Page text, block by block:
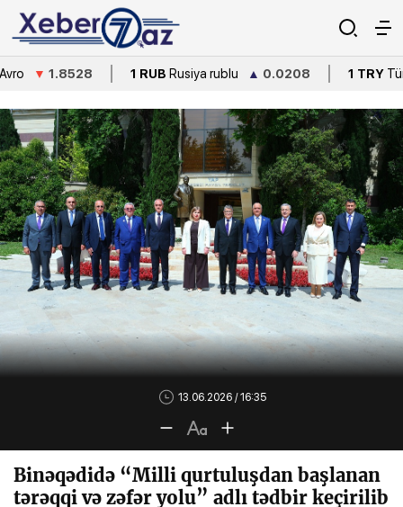
1 RUBRusiya rublu ▲0.0208 1 TRYTürkiyə lirəsi ▼
13.06.2026 / 16:35
Binəqədidə “Milli qurtuluşdan başlanan
tərəqqi və zəfər yolu” adlı tədbir keçirilib